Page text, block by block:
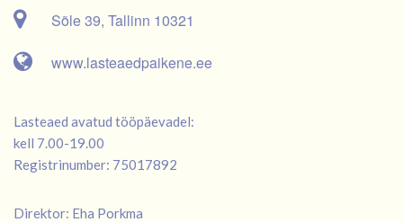
Sõle 39, Tallinn 10321
www.lasteaedpaikene.ee
Lasteaed avatud tööpäevadel:
kell 7.00-19.00
Registrinumber: 75017892
Direktor: Eha Porkma